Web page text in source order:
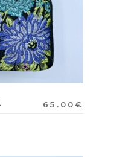
65.00€